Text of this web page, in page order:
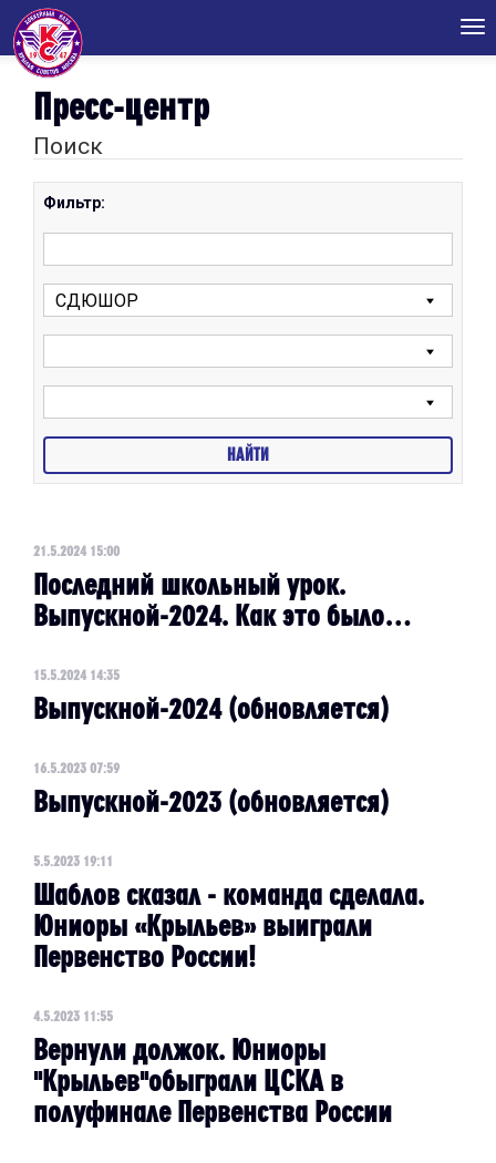
Пресс-центр
Поиск
Фильтр:
21.5.2024 15:00
Последний школьный урок.
Выпускной-2024. Как это было…
15.5.2024 14:35
Выпускной-2024 (обновляется)
16.5.2023 07:59
Выпускной-2023 (обновляется)
5.5.2023 19:11
Шаблов сказал - команда сделала.
Юниоры «Крыльев» выиграли
Первенство России!
4.5.2023 11:55
Вернули должок. Юниоры
"Крыльев"обыграли ЦСКА в
полуфинале Первенства России